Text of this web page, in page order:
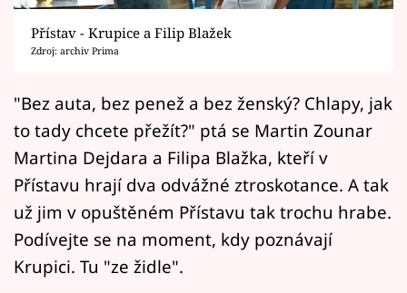
Filmový festival Karlovy Vary
Pořady
Mámy sobě
Přihlášení
Sledujte nás
Přístav - Krupice a Filip Blažek
Zdroj: archiv Prima
"Bez auta, bez penež a bez ženský? Chlapy, jak
to tady chcete přežít?" ptá se Martin Zounar
Martina Dejdara a Filipa Blažka, kteří v
Přístavu hrají dva odvážné ztroskotance. A tak
už jim v opuštěném Přístavu tak trochu hrabe.
Podívejte se na moment, kdy poznávají
Krupici. Tu "ze židle".